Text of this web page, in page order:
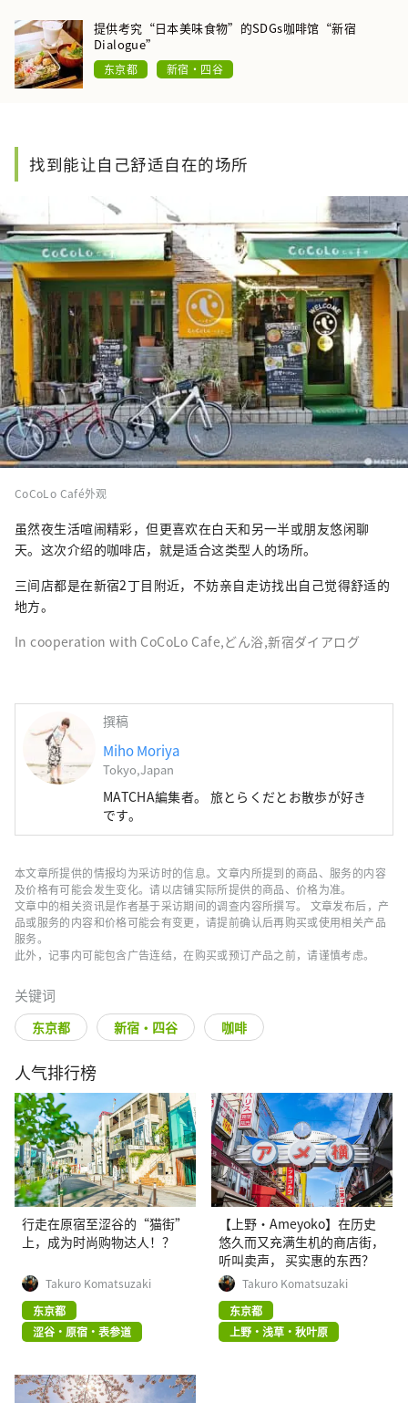
提供考究“日本美味食物”的SDGs咖啡馆“新宿
Dialogue”
东京都 新宿・四谷
找到能让自己舒适自在的场所
CoCoLo Café外观
虽然夜生活喧闹精彩，但更喜欢在白天和另一半或朋友悠闲聊
天。这次介绍的咖啡店，就是适合这类型人的场所。
三间店都是在新宿2丁目附近，不妨亲自走访找出自己觉得舒适的
地方。
In cooperation with CoCoLo Cafe,どん浴,新宿ダイアログ
撰稿
Miho Moriya
Tokyo,Japan
MATCHA編集者。 旅とらくだとお散歩が好き
です。
本文章所提供的情报均为采访时的信息。文章内所提到的商品、服务的内容
及价格有可能会发生变化。请以店铺实际所提供的商品、价格为准。
文章中的相关资讯是作者基于采访期间的调查内容所撰写。 文章发布后，产
品或服务的内容和价格可能会有变更，请提前确认后再购买或使用相关产品
服务。
此外，记事内可能包含广告连结，在购买或预订产品之前，请谨慎考虑。
关键词
东京都 新宿・四谷 咖啡
人气排行榜
行走在原宿至涩谷的“猫街”
上，成为时尚购物达人！？
Takuro Komatsuzaki
东京都
涩谷・原宿・表参道
【上野·Ameyoko】在历史
悠久而又充满生机的商店街，
听叫卖声， 买实惠的东西？
Takuro Komatsuzaki
东京都
上野・浅草・秋叶原